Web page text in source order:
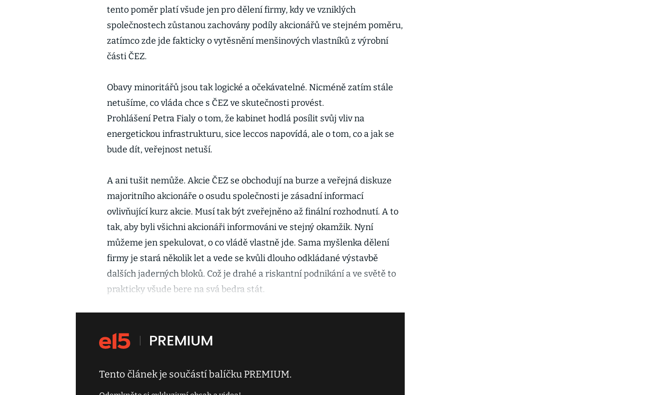
tento poměr platí všude jen pro dělení firmy, kdy ve vzniklých
společnostech zůstanou zachovány podíly akcionářů ve stejném poměru,
zatímco zde jde fakticky o vytěsnění menšinových vlastníků z výrobní
části ČEZ.
Obavy minoritářů jsou tak logické a očekávatelné. Nicméně zatím stále
netušíme, co vláda chce s ČEZ ve skutečnosti provést.
Prohlášení Petra Fialy o tom, že kabinet hodlá posílit svůj vliv na
energetickou infrastrukturu, sice leccos napovídá, ale o tom, co a jak se
bude dít, veřejnost netuší.
A ani tušit nemůže. Akcie ČEZ se obchodují na burze a veřejná diskuze
majoritního akcionáře o osudu společnosti je zásadní informací
ovlivňující kurz akcie. Musí tak být zveřejněno až finální rozhodnutí. A to
tak, aby byli všichni akcionáři informováni ve stejný okamžik. Nyní
můžeme jen spekulovat, o co vládě vlastně jde. Sama myšlenka dělení
firmy je stará několik let a vede se kvůli dlouho odkládané výstavbě
dalších jaderných bloků. Což je drahé a riskantní podnikání a ve světě to
prakticky všude bere na svá bedra stát.
Tento článek je součástí balíčku PREMIUM.